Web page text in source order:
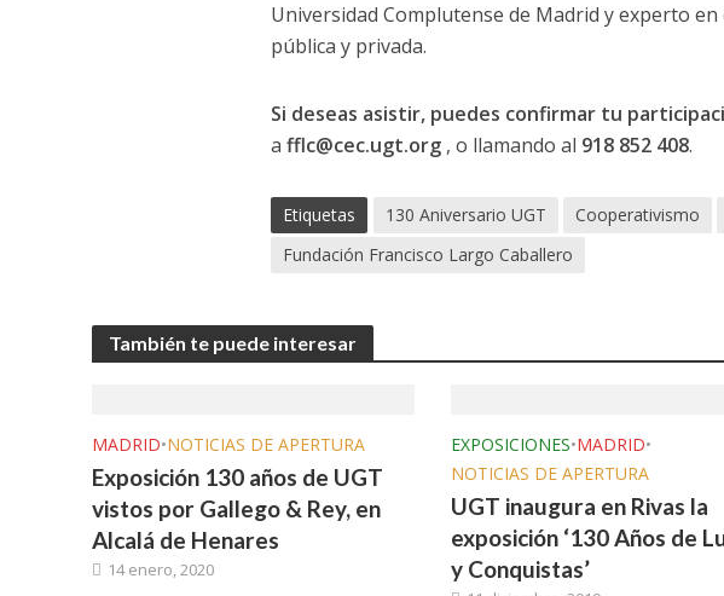
Universidad Complutense de Madrid y experto
pública y privada.
Si deseas asistir, puedes confirmar tu
a fflc@cec.ugt.org , o llamando al 918 852 408.
Etiquetas 130 Aniversario UGT Cooperativismo
Fundación Francisco Largo Caballero
También te puede interesar
MADRID•NOTICIAS DE APERTURA
Exposición 130 años de UGT
vistos por Gallego & Rey, en
Alcalá de Henares
14 enero, 2020
EXPOSICIONES•MADRID•
NOTICIAS DE APERTURA
UGT inaugura en Rivas la
exposición ‘130 Años de
y Conquistas’